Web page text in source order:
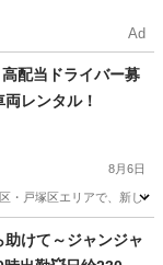
Ad
高配当ドライバー募
レンタル！
8月6日
・戸塚区エリアで、新し
けて～ジャンジャ